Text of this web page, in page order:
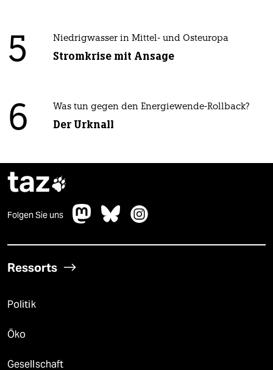
5 Niedrigwasser in Mittel- und Osteuropa
Stromkrise mit Ansage
6 Was tun gegen den Energiewende-Rollback?
Der Urknall
taz
Folgen Sie uns
Ressorts
Politik
Öko
Gesellschaft